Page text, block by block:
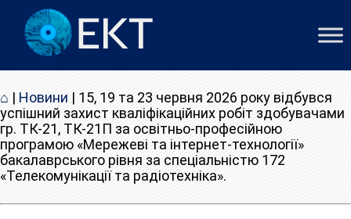
⌂ | Новини | 15, 19 та 23 червня 2026 року відбувся
успішний захист кваліфікаційних робіт здобувачами
гр. ТК-21, ТК-21П за освітньо-професійною
програмою «Мережеві та інтернет-технології»
бакалаврського рівня за спеціальністю 172
«Телекомунікації та радіотехніка».